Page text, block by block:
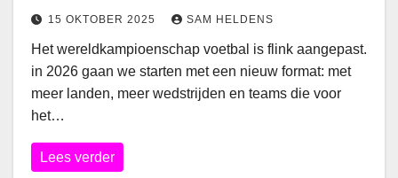
15 OKTOBER 2025 SAM HELDENS
Het wereldkampioenschap voetbal is flink aangepast.
in 2026 gaan we starten met een nieuw format: met
meer landen, meer wedstrijden en teams die voor
het…
Lees verder